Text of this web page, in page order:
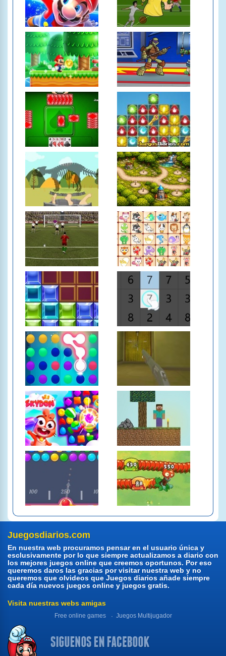
Juegosdiarios.com
En nuestra web procuramos pensar en el usuario única y
esclusivamente por lo que siempre actualizamos a diario con
los mejores juegos online que creemos oportunos. Por eso
queremos daros las gracias por visitar nuestra web y no
queremos que olvideos que Juegos diarios añade siempre
cada día nuevos juegos online y juegos gratis.
Visita nuestras webs amigas
Free online games Juegos Multijugador